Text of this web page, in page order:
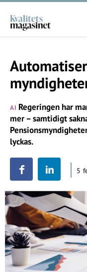
AI Regeringen har
mer – samtidigt
lyckas.
5